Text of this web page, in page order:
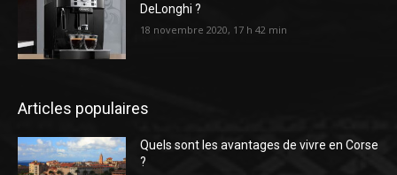
DeLonghi ?
18 novembre 2020, 17 h 42 min
Articles populaires
Quels sont les avantages de vivre en Corse
?